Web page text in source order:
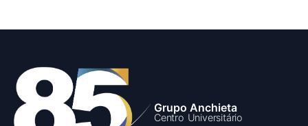
Grupo Anchieta
Centro Universitário